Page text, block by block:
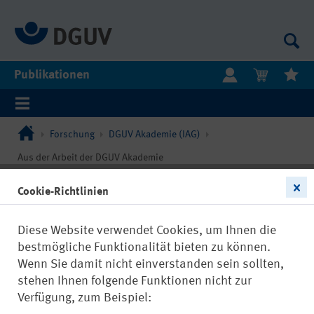
Publikationen
Forschung DGUV Akademie (IAG)
Aus der Arbeit der DGUV Akademie
Cookie-Richtlinien
Diese Website verwendet Cookies, um Ihnen die
bestmögliche Funktionalität bieten zu können.
Wenn Sie damit nicht einverstanden sein sollten,
stehen Ihnen folgende Funktionen nicht zur
Verfügung, zum Beispiel: